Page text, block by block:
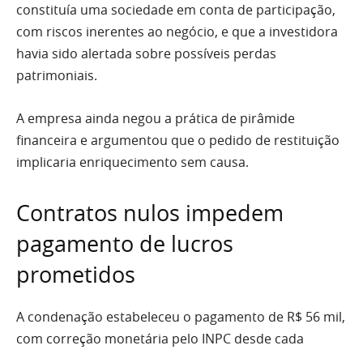
constituía uma sociedade em conta de participação,
com riscos inerentes ao negócio, e que a investidora
havia sido alertada sobre possíveis perdas
patrimoniais.
A empresa ainda negou a prática de pirâmide
financeira e argumentou que o pedido de restituição
implicaria enriquecimento sem causa.
Contratos nulos impedem
pagamento de lucros
prometidos
A condenação estabeleceu o pagamento de R$ 56 mil,
com correção monetária pelo INPC desde cada